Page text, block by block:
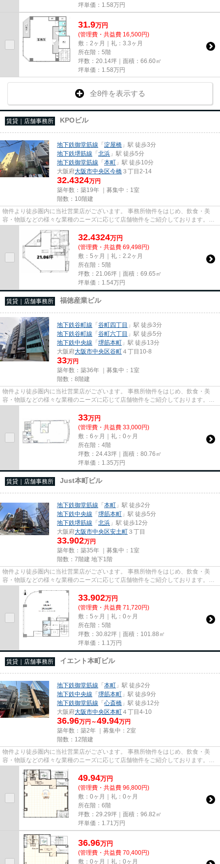
坪単価： 1.58万円
31.9万円
(管理費・共益費 16,500円)
敷：2ヶ月｜礼：3.3ヶ月
所在階：5階
坪数：20.14坪｜面積：66.60㎡
坪単価： 1.58万円
全8件を表示する
賃貸｜店舗事務所 KPOビル
地下鉄御堂筋線 「淀屋橋 」駅 徒歩3分
地下鉄堺筋線 「北浜 」駅 徒歩5分
地下鉄御堂筋線 「本町 」駅 徒歩10分
大阪府大阪市中央区今橋 ３丁目2-14
32.4324万円
築年数：築19年 ｜募集中： 1室
階数：10階建
物件より徒歩圏内に当社営業店がございます。 事務所物件をはじめ、飲食・美
容・物販などの様々な業種のニーズに応じて店舗物件をご紹介しております。
尚、弊社ではおとり広告は一切...
32.4324万円
(管理費・共益費 69,498円)
敷：5ヶ月｜礼：2.2ヶ月
所在階：5階
坪数：21.06坪｜面積：69.65㎡
坪単価： 1.54万円
賃貸｜店舗事務所 福徳産業ビル
地下鉄谷町線 「谷町四丁目 」駅 徒歩3分
地下鉄谷町線 「谷町六丁目 」駅 徒歩5分
地下鉄中央線 「堺筋本町 」駅 徒歩13分
大阪府大阪市中央区谷町 ４丁目10-8
33万円
築年数：築36年 ｜募集中： 1室
階数：8階建
物件より徒歩圏内に当社営業店がございます。 事務所物件をはじめ、飲食・美
容・物販などの様々な業種のニーズに応じて店舗物件をご紹介しております。
尚、弊社ではおとり広告は一切...
33万円
(管理費・共益費 33,000円)
敷：6ヶ月｜礼：0ヶ月
所在階：4階
坪数：24.43坪｜面積：80.76㎡
坪単価： 1.35万円
賃貸｜店舗事務所 Just本町ビル
地下鉄御堂筋線 「本町 」駅 徒歩2分
地下鉄中央線 「堺筋本町 」駅 徒歩5分
地下鉄堺筋線 「北浜 」駅 徒歩12分
大阪府大阪市中央区安土町 ３丁目
33.902万円
築年数：築35年 ｜募集中： 1室
階数：7階建 地下1階
物件より徒歩圏内に当社営業店がございます。 事務所物件をはじめ、飲食・美
容・物販などの様々な業種のニーズに応じて店舗物件をご紹介しております。
尚、弊社ではおとり広告は一切...
33.902万円
(管理費・共益費 71,720円)
敷：5ヶ月｜礼：0ヶ月
所在階：5階
坪数：30.82坪｜面積：101.88㎡
坪単価： 1.1 万円
賃貸｜店舗事務所 イエント本町ビル
地下鉄御堂筋線 「本町 」駅 徒歩2分
地下鉄中央線 「堺筋本町 」駅 徒歩9分
地下鉄御堂筋線 「心斎橋 」駅 徒歩12分
大阪府大阪市中央区本町 ４丁目4-10
36.96万円～49.94万円
築年数：築2年 ｜募集中： 2室
階数：12階建
物件より徒歩圏内に当社営業店がございます。 事務所物件をはじめ、飲食・美
容・物販などの様々な業種のニーズに応じて店舗物件をご紹介しております。
尚、弊社ではおとり広告は一切...
49.94万円
(管理費・共益費 96,800円)
敷：0ヶ月｜礼：0ヶ月
所在階：6階
坪数：29.29坪｜面積：96.82㎡
坪単価： 1.71 万円
36.96万円
(管理費・共益費 70,400円)
敷：0ヶ月｜礼：0ヶ月